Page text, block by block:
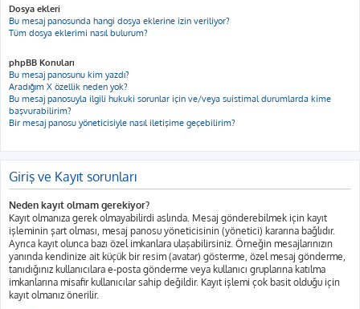
Dosya ekleri
Bu mesaj panosunda hangi dosya eklerine izin veriliyor?
Tüm dosya eklerimi nasıl bulurum?
phpBB Konuları
Bu mesaj panosunu kim yazdı?
Aradığım X özellik neden yok?
Bu mesaj panosuyla ilgili hukuki sorunlar için ve/veya suistimal durumlarda kime
başvurabilirim?
Bir mesaj panosu yöneticisiyle nasıl iletişime geçebilirim?
Giriş ve Kayıt sorunları
Neden kayıt olmam gerekiyor?
Kayıt olmanıza gerek olmayabilirdi aslında. Mesaj gönderebilmek için kayıt
işleminin şart olması, mesaj panosu yöneticisinin (yönetici) kararına bağlıdır.
Ayrıca kayıt olunca bazı özel imkanlara ulaşabilirsiniz. Örneğin mesajlarınızın
yanında kendinize ait küçük bir resim (avatar) gösterme, özel mesaj gönderme,
tanıdığınız kullanıcılara e-posta gönderme veya kullanıcı gruplarına katılma
imkanlarına misafir kullanıcılar sahip değildir. Kayıt işlemi çok basit olduğu için
kayıt olmanız önerilir.